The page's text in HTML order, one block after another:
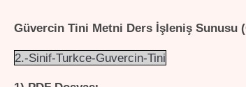
Güvercin Tini Metni Ders İşleniş Sunusu
2.-Sinif-Turkce-Guvercin-Tini